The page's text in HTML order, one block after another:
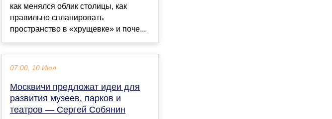
как менялся облик столицы, как
правильно спланировать
пространство в «хрущевке» и поче...
07:00, 10 Июл
Москвичи предложат идеи для
развития музеев, парков и
театров — Сергей Собянин